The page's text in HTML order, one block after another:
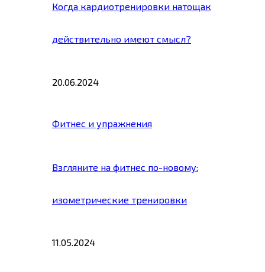
Когда кардиотренировки натощак
действительно имеют смысл?
20.06.2024
Фитнес и упражнения
Взгляните на фитнес по-новому:
изометрические тренировки
11.05.2024